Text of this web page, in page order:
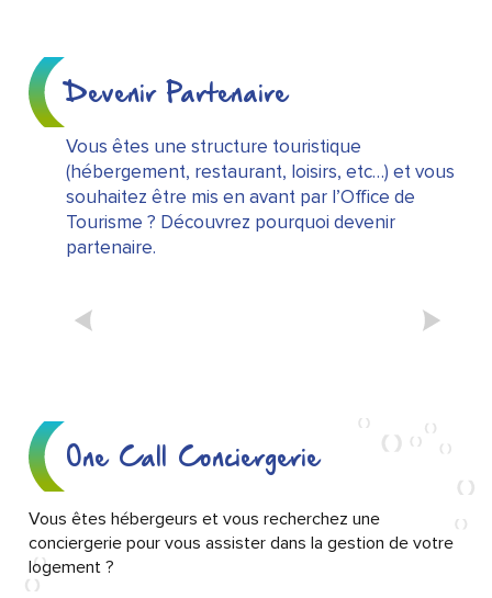
Devenir Partenaire
Vous êtes une structure touristique
(hébergement, restaurant, loisirs, etc…) et vous
souhaitez être mis en avant par l’Office de
Tourisme ? Découvrez pourquoi devenir
partenaire.
One Call Conciergerie
Vous êtes hébergeurs et vous recherchez une
conciergerie pour vous assister dans la gestion de votre
logement ?